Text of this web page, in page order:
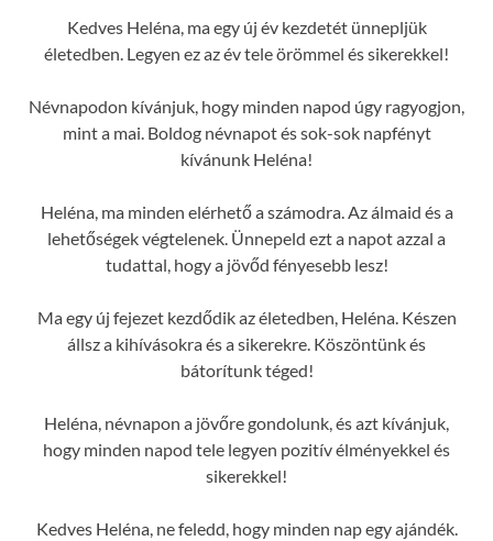
Kedves Heléna, ma egy új év kezdetét ünnepljük
életedben. Legyen ez az év tele örömmel és sikerekkel!
Névnapodon kívánjuk, hogy minden napod úgy ragyogjon,
mint a mai. Boldog névnapot és sok-sok napfényt
kívánunk Heléna!
Heléna, ma minden elérhető a számodra. Az álmaid és a
lehetőségek végtelenek. Ünnepeld ezt a napot azzal a
tudattal, hogy a jövőd fényesebb lesz!
Ma egy új fejezet kezdődik az életedben, Heléna. Készen
állsz a kihívásokra és a sikerekre. Köszöntünk és
bátorítunk téged!
Heléna, névnapon a jövőre gondolunk, és azt kívánjuk,
hogy minden napod tele legyen pozitív élményekkel és
sikerekkel!
Kedves Heléna, ne feledd, hogy minden nap egy ajándék.